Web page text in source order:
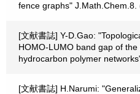
fence graphs" J.Math.Chem.8.
[文献書誌] Y-D.Gao:
HOMO-LUMO band gap of
hydrocarbon polymer
[文献書誌] H.Narumi: